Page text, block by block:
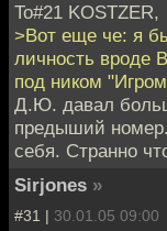
To#21 KOSTZER,
>Вот еще че: я
личность вроде
под ником
Д.Ю. давал
предыший
себя. Странно
Sirjones »
#31 | 30.01.05 09:00